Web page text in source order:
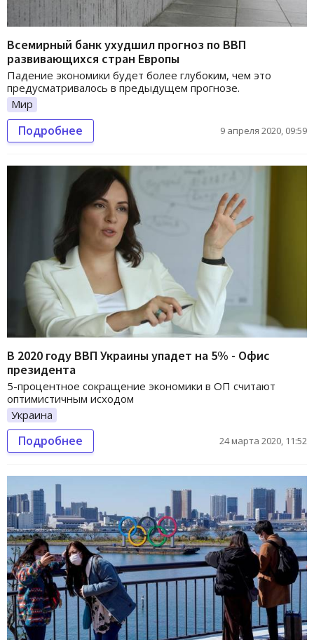
Всемирный банк ухудшил прогноз по ВВП
развивающихся стран Европы
Падение экономики будет более глубоким, чем это
предусматривалось в предыдущем прогнозе.
Мир
Подробнее 9 апреля 2020, 09:59
В 2020 году ВВП Украины упадет на 5% - Офис
президента
5-процентное сокращение экономики в ОП считают
оптимистичным исходом
Украина
Подробнее 24 марта 2020, 11:52